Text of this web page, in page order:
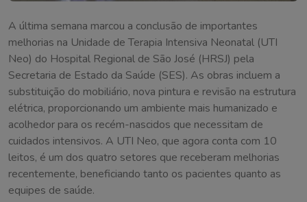
A última semana marcou a conclusão de importantes
melhorias na Unidade de Terapia Intensiva Neonatal (UTI
Neo) do Hospital Regional de São José (HRSJ) pela
Secretaria de Estado da Saúde (SES). As obras incluem a
substituição do mobiliário, nova pintura e revisão na estrutura
elétrica, proporcionando um ambiente mais humanizado e
acolhedor para os recém-nascidos que necessitam de
cuidados intensivos. A UTI Neo, que agora conta com 10
leitos, é um dos quatro setores que receberam melhorias
recentemente, beneficiando tanto os pacientes quanto as
equipes de saúde.